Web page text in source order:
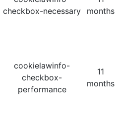
checkbox-necessary
months
cookielawinfo-
checkbox-
performance
11
months